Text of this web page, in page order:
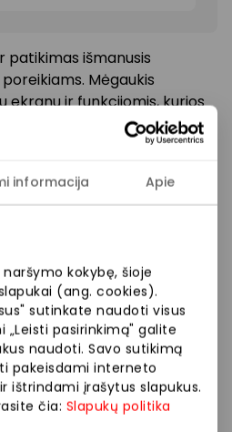
informacija Apie
kokybę, šioje
(ang. cookies).
sutinkate naudoti visus
„Leisti pasirinkimą" galite
naudoti. Savo sutikimą
pakeisdami interneto
ištrindami įrašytus slapukus.
čia: Slapukų politika
patikimas išmanusis
Mėgaukis
ekranu ir funkcijomis, kurios
dieną. Dabar tik 379
galioja iki 2026 07
įrenginį. Nurodyta kaina
telefonui. Prekių kiekis
parduotuvės eksperto.
„AKROPOLIS“
ir paslaugų teikėjai
taikomas nuolaidas, jų
sąlygas. Stengiamės
informaciją, tačiau,